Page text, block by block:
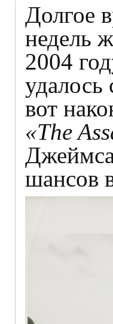
Долгое
недель
2004
вот
«The
Джеймса
шансов